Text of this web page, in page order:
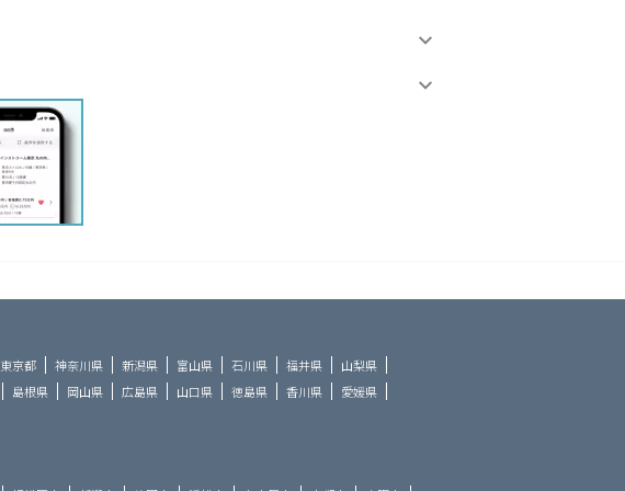
東京都 神奈川県 新潟県 富山県 石川県 福井県
山梨県
島根県 岡山県 広島県 山口県 徳島県 香川県
愛媛県